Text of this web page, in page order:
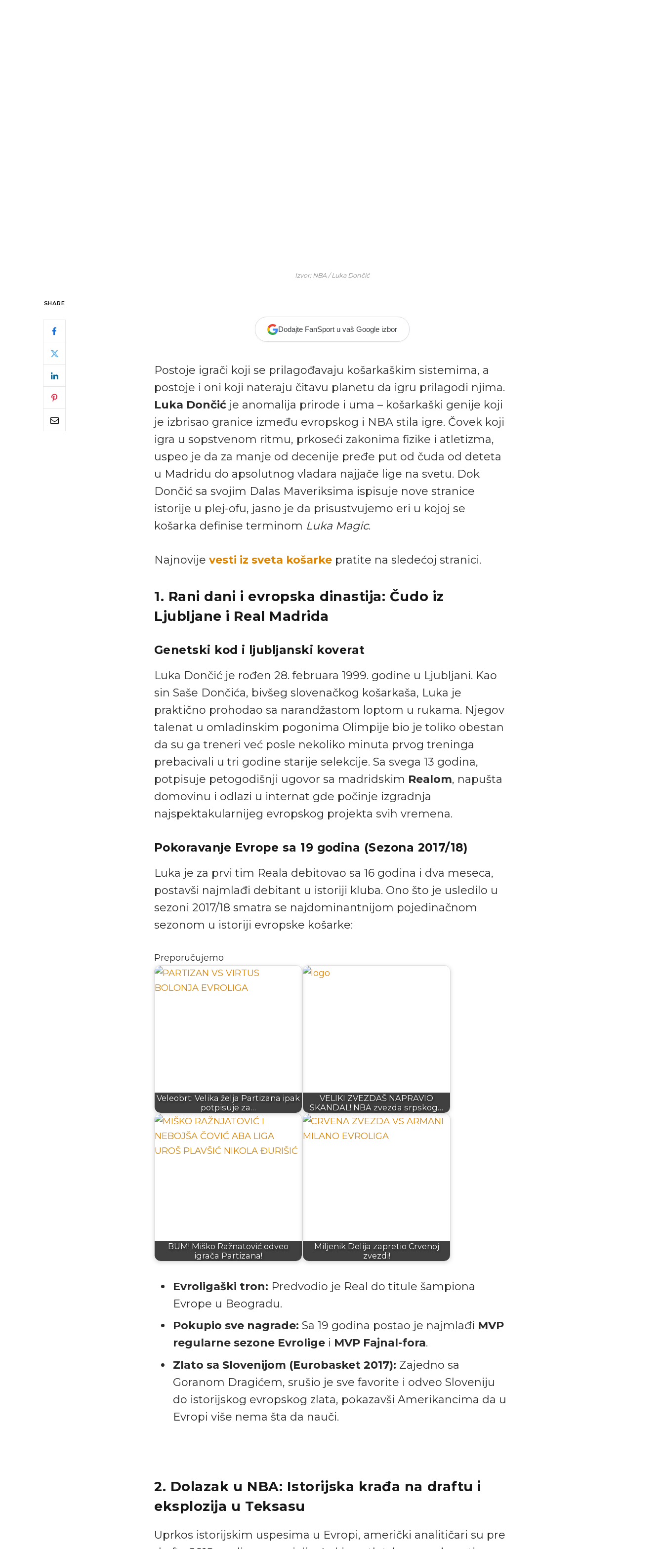
Izvor: NBA / Luka Dončić
SHARE
Dodajte FanSport u vaš Google izbor
Postoje igrači koji se prilagođavaju košarkaškim sistemima, a
postoje i oni koji nateraju čitavu planetu da igru prilagodi njima.
Luka Dončić je anomalija prirode i uma – košarkaški genije koji
je izbrisao granice između evropskog i NBA stila igre. Čovek koji
igra u sopstvenom ritmu, prkoseći zakonima fizike i atletizma,
uspeo je da za manje od decenije pređe put od čuda od deteta
u Madridu do apsolutnog vladara najjače lige na svetu. Dok
Dončić sa svojim Dalas Maveriksima ispisuje nove stranice
istorije u plej-ofu, jasno je da prisustvujemo eri u kojoj se
košarka definise terminom Luka Magic.
Najnovije vesti iz sveta košarke pratite na sledećoj stranici.
1. Rani dani i evropska dinastija: Čudo iz
Ljubljane i Real Madrida
Genetski kod i ljubljanski koverat
Luka Dončić je rođen 28. februara 1999. godine u Ljubljani. Kao
sin Saše Dončića, bivšeg slovenačkog košarkaša, Luka je
praktično prohodao sa narandžastom loptom u rukama. Njegov
talenat u omladinskim pogonima Olimpije bio je toliko obestan
da su ga treneri već posle nekoliko minuta prvog treninga
prebacivali u tri godine starije selekcije. Sa svega 13 godina,
potpisuje petogodišnji ugovor sa madridskim Realom, napušta
domovinu i odlazi u internat gde počinje izgradnja
najspektakularnijeg evropskog projekta svih vremena.
Pokoravanje Evrope sa 19 godina (Sezona 2017/18)
Luka je za prvi tim Reala debitovao sa 16 godina i dva meseca,
postavši najmlađi debitant u istoriji kluba. Ono što je usledilo u
sezoni 2017/18 smatra se najdominantnijom pojedinačnom
sezonom u istoriji evropske košarke:
Preporučujemo
Veleobrt: Velika želja Partizana ipak
potpisuje za…
VELIKI ZVEZDAŠ NAPRAVIO
SKANDAL! NBA zvezda srpskog…
BUM! Miško Ražnatović odveo
igrača Partizana!
Miljenik Delija zapretio Crvenoj
zvezdi!
Evroligaški tron: Predvodio je Real do titule šampiona
Evrope u Beogradu.
Pokupio sve nagrade: Sa 19 godina postao je najmlađi MVP
regularne sezone Evrolige i MVP Fajnal-fora.
Zlato sa Slovenijom (Eurobasket 2017): Zajedno sa
Goranom Dragićem, srušio je sve favorite i odveo Sloveniju
do istorijskog evropskog zlata, pokazavši Amerikancima da u
Evropi više nema šta da nauči.
2. Dolazak u NBA: Istorijska krađa na draftu i
eksplozija u Teksasu
Uprkos istorijskim uspesima u Evropi, američki analitičari su pre